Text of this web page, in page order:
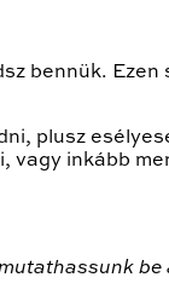
bennük. Ezen
plusz
vagy inkább
be